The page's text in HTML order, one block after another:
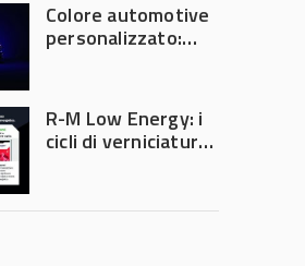
Colore automotive
personalizzato:
diventa ingegneria
di precisione
R-M Low Energy: i
cicli di verniciatura
tempi e costi in